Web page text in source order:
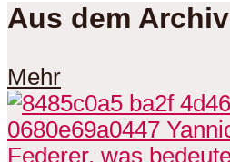
Aus dem Archiv
Mehr